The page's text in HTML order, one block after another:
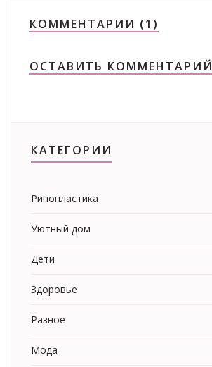
КОММЕНТАРИИ (1)
ОСТАВИТЬ КОММЕНТАРИЙ
КАТЕГОРИИ
Ринопластика
Уютный дом
Дети
Здоровье
Разное
Мода